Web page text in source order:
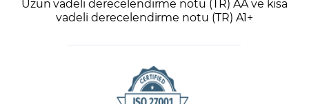
Uzun vadeli derecelendirme notu (TR) AA ve kısa
vadeli derecelendirme notu (TR) A1+